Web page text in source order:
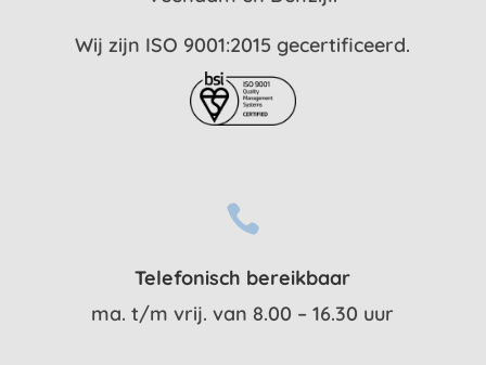
Wij zijn ISO 9001:2015 gecertificeerd.

Telefonisch bereikbaar
ma. t/m vrij. van 8.00 – 16.30 uur